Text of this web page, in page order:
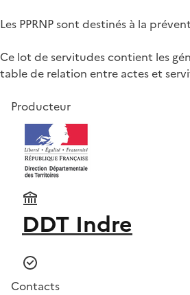
Les PPRNP sont destinés à la
Ce lot de servitudes contient les
table de relation entre actes et
Producteur
DDT Indre
Contacts